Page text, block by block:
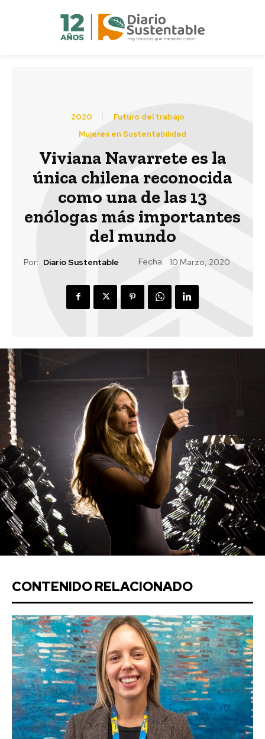
2020
Futuro del trabajo
Mujeres en Sustentabilidad
Viviana Navarrete es la
única chilena reconocida
como una de las 13
enólogas más importantes
del mundo
Por: Diario Sustentable Fecha: 10 Marzo, 2020
CONTENIDO RELACIONADO